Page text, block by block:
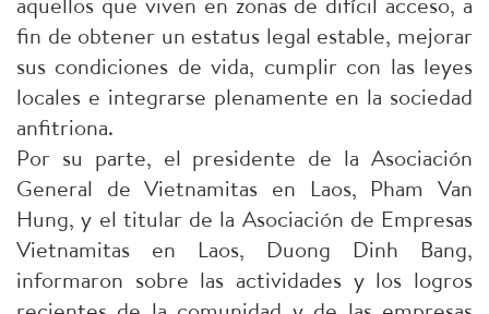
fin de obtener un estatus legal estable, mejorar
sus condiciones de vida, cumplir con las leyes
locales e integrarse plenamente en la sociedad
anfitriona.
Por su parte, el presidente de la Asociación
General de Vietnamitas en Laos, Pham Van
Hung, y el titular de la Asociación de Empresas
Vietnamitas en Laos, Duong Dinh Bang,
informaron sobre las actividades y los logros